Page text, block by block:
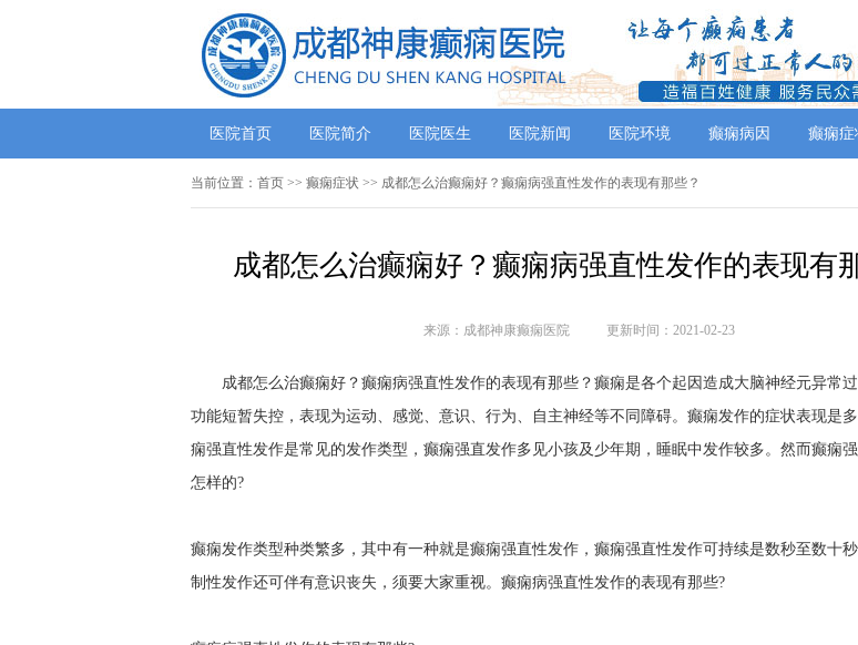
医院首页 医院简介 医院医生 医院新闻 医院环境 癫痫病因 癫痫症
当前位置： 首页 >> 癫痫症状 >> 成都怎么治癫痫好？癫痫病强直性发作的表现有那些？
成都怎么治癫痫好？癫痫病强直性发作的表现有
来源：成都神康癫痫医院 更新时间：2021-02-23
成都怎么治癫痫好？癫痫病强直性发作的表现有那些？癫痫是各个起因造成大脑神经元异常
功能短暂失控，表现为运动、感觉、意识、行为、自主神经等不同障碍。癫痫发作的症状表现是
痫强直性发作是常见的发作类型，癫痫强直发作多见小孩及少年期，睡眠中发作较多。然而癫痫
怎样的?
癫痫发作类型种类繁多，其中有一种就是癫痫强直性发作，癫痫强直性发作可持续是数秒至数十
制性发作还可伴有意识丧失，须要大家重视。癫痫病强直性发作的表现有那些?